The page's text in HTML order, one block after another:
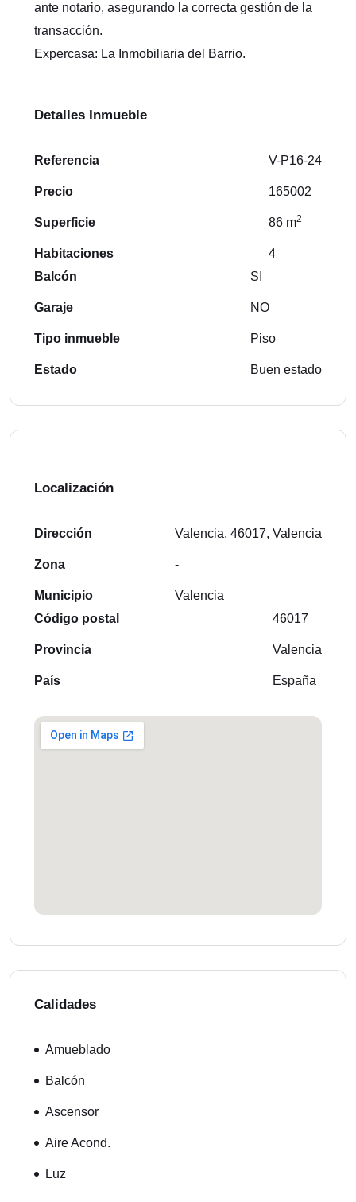
ante notario, asegurando la correcta gestión de la
transacción.
Expercasa: La Inmobiliaria del Barrio.
Detalles Inmueble
Referencia
Precio
Superficie
Habitaciones
V-P16-24
165002
86 m2
4
Balcón
Garaje
Tipo inmueble
Estado
SI
NO
Piso
Buen estado
Localización
Dirección
Zona
Municipio
Valencia, 46017, Valencia
-
Valencia
Código postal
Provincia
País
46017
Valencia
España
Calidades
Amueblado
Balcón
Ascensor
Aire Acond.
Luz